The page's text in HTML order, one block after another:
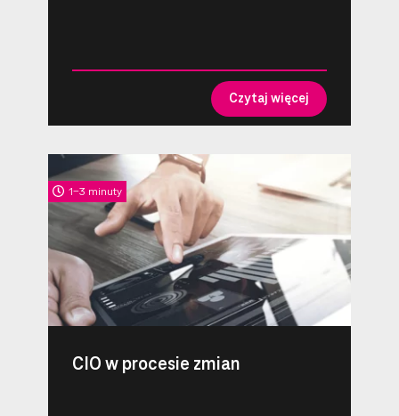
Czytaj więcej
1-3 minuty
CIO w procesie zmian